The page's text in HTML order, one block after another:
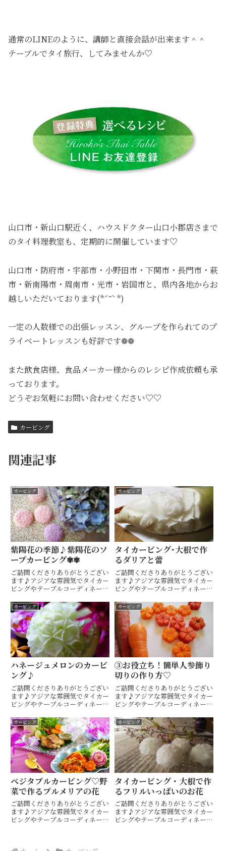
通常のLINEのように、講師と直接会話が出来ます＾＾
テーブルでタイ旅行、してみませんか♡
山口市・新山口駅近く、ハウスドクター山口小郡店さまで
のタイ料理教室も、定期的に開催しています♡
山口市・防府市・宇部市・小野田市・下関市・長門市・萩
市・新南陽市・周南市・光市・岩国市と、県内各地からお
越しいただいております(*ˊ˘ˋ*)
一定の人数様での出張レッスン、グループを作られてのプ
ライベートレッスンも好評です❁❁
また飲食店様、食品メーカー様からのレシピ作成依頼も承
っております。
どうぞお気軽にお問い合わせください♡♡
カービング
関連記事
カービング
紫陽花の季節♪紫陽花のソ
ープカービング✾✾
ご訪問くださりありがとうござい
ます♪アジアな雰囲気でタイカー
ビングやテーブルコーディネート
市 Hiroko's Thai Table (ヒロコ
ズタイテーブル) 間 ひろこ(ハザ
マヒロコ)です(^^)タイ宮廷料
理...
カービング
タイカービング･大根で作
るダリアと蕾
ご訪問くださりありがとうござい
ます♪アジアな雰囲気でタイカー
ビングやテーブルコーディネート
市 Hiroko's Thai Table (ヒロコ
ズタイテーブル) 間 ひろこです
(^^) * * * * * * *...
カービング
ハネージュメロンのカービ
ング♪
ご訪問くださりありがとうござい
ます♪アジアな雰囲気でタイカー
ビングやテーブルコーディネート
市 Hiroko's Thai Table (ヒロコ
ズタイテーブル) 間 ひろこ(ハザ
マヒロコ)です(^^)キッチンス
タ...
カービング
③お役立ち！簡単人参飾り
切りの作り方♡
ご訪問くださりありがとうござい
ます♪アジアな雰囲気でタイカー
ビングやテーブルコーディネート
市 Hiroko's Thai Table (ヒロコ
ズタイテーブル) 間 ひろこ(ハザ
マヒロコ)です(^^)キッチンス
タ...
カービング
ベジタブルカービング♡野
菜で作るプルメリアの花
ご訪問くださりありがとうござい
ます♪アジアな雰囲気でタイカー
ビングやテーブルコーディネート
カービング
タイカービング・大根で作
るフリルいっぱいのお花
ご訪問くださりありがとうござい
ます♪アジアな雰囲気でタイカー
ビングやテーブルコーディネート